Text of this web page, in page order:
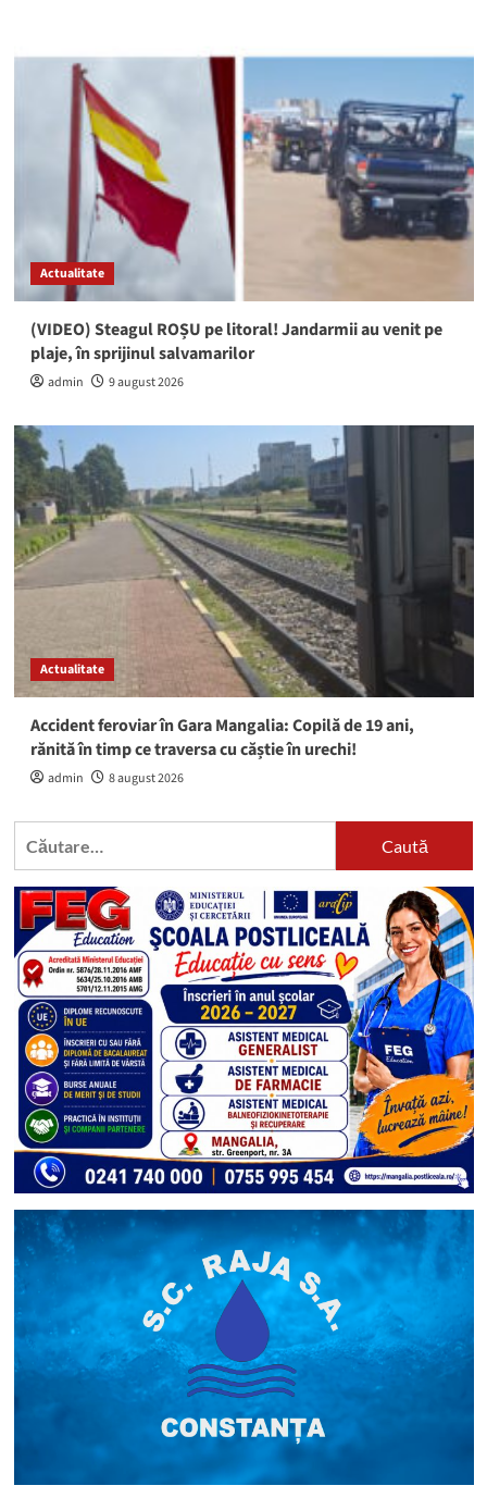
Actualitate
(VIDEO) Steagul ROȘU pe litoral! Jandarmii au venit pe
plaje, în sprijinul salvamarilor
admin 9 august 2026
Actualitate
Accident feroviar în Gara Mangalia: Copilă de 19 ani,
rănită în timp ce traversa cu căștie în urechi!
admin 8 august 2026
Caută